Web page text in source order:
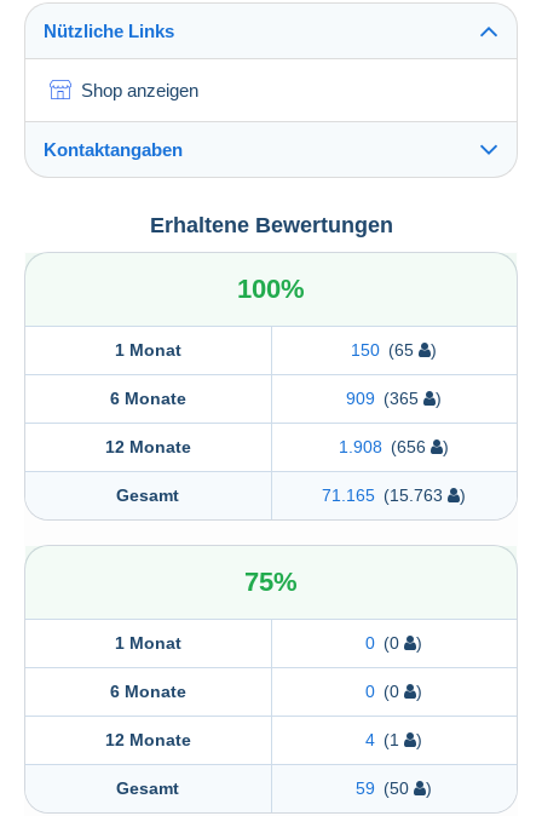
Nützliche Links
Shop anzeigen
Kontaktangaben
CHRISTIAN BOEGER
WEIL AM RHEIN
Erhaltene Bewertungen
100%
1 Monat 150 (65 )
6 Monate 909 (365 )
12 Monate 1.908 (656 )
Gesamt 71.165 (15.763 )
75%
1 Monat 0 (0 )
6 Monate 0 (0 )
12 Monate 4 (1 )
Gesamt 59 (50 )